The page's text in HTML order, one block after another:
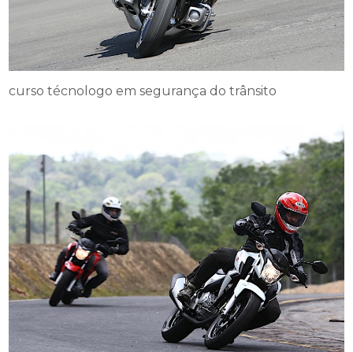
curso técnologo em segurança do trânsito